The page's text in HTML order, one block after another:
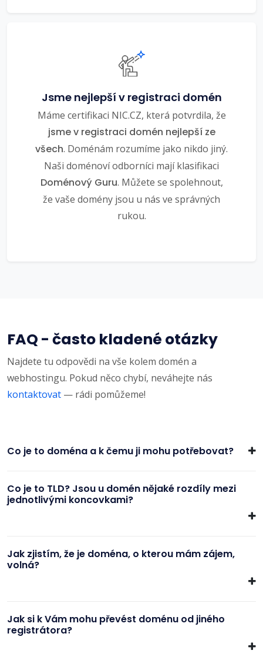
Jsme nejlepší v registraci domén
Máme certifikaci NIC.CZ, která potvrdila, že
jsme v registraci domén nejlepší ze
všech. Doménám rozumíme jako nikdo jiný.
Naši doménoví odborníci mají klasifikaci
Doménový Guru. Můžete se spolehnout,
že vaše domény jsou u nás ve správných
rukou.
FAQ - často kladené otázky
Najdete tu odpovědi na vše kolem domén a
webhostingu. Pokud něco chybí, neváhejte nás
kontaktovat — rádi pomůžeme!
Co je to doména a k čemu ji mohu potřebovat?
Co je to TLD? Jsou u domén nějaké rozdíly mezi
jednotlivými koncovkami?
Jak zjistím, že je doména, o kterou mám zájem,
volná?
Jak si k Vám mohu převést doménu od jiného
registrátora?